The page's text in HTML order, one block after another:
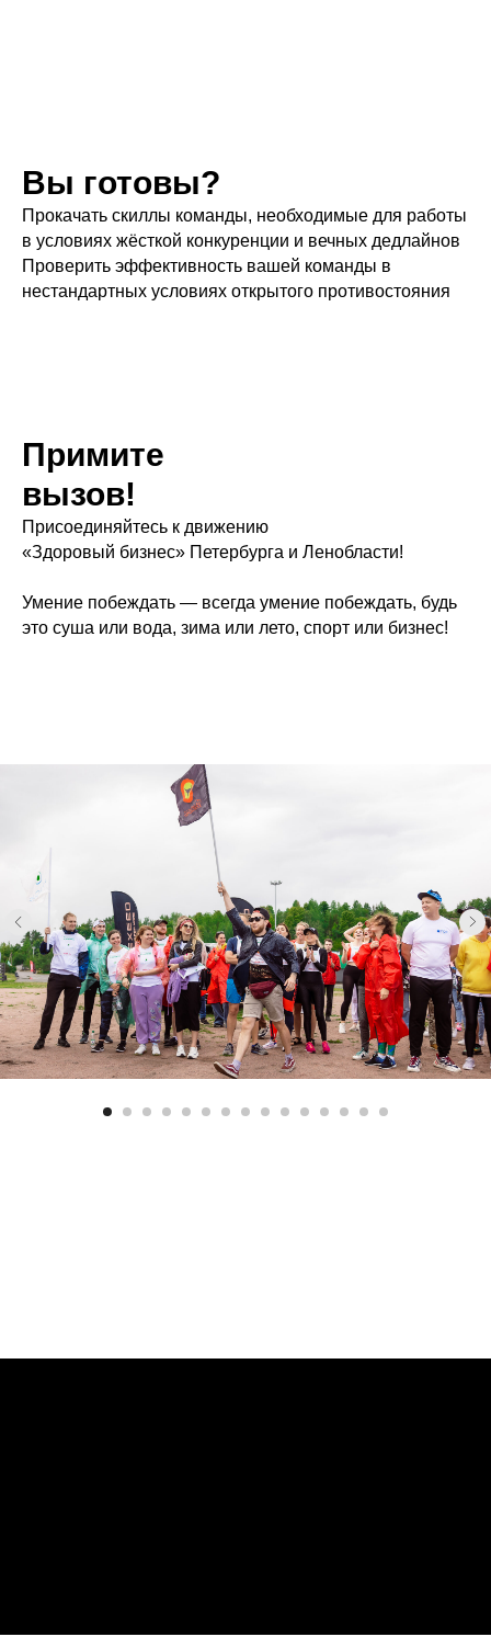
Вы готовы?
Прокачать скиллы команды, необходимые для работы
в условиях жёсткой конкуренции и вечных дедлайнов
Проверить эффективность вашей команды в
нестандартных условиях открытого противостояния
Примите
вызов!
Присоединяйтесь к движению
«Здоровый бизнес» Петербурга и Ленобласти!
Умение побеждать — всегда умение побеждать, будь
это суша или вода, зима или лето, спорт или бизнес!